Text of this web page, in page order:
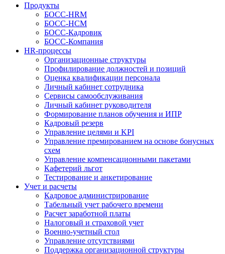
Продукты
БОСС-HRM
БОСС-HCM
БОСС-Кадровик
БОСС-Компания
HR-процессы
Организационные структуры
Профилирование должностей и позиций
Оценка квалификации персонала
Личный кабинет сотрудника
Сервисы самообслуживания
Личный кабинет руководителя
Формирование планов обучения и ИПР
Кадровый резерв
Управление целями и KPI
Управление премированием на основе бонусных
схем
Управление компенсационными пакетами
Кафетерий льгот
Тестирование и анкетирование
Учет и расчеты
Кадровое администрирование
Табельный учет рабочего времени
Расчет заработной платы
Налоговый и страховой учет
Военно-учетный стол
Управление отсутствиями
Поддержка организационной структуры